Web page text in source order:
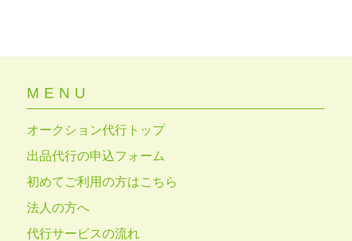
MENU
オークション代行トップ
出品代行の申込フォーム
初めてご利用の方はこちら
法人の方へ
代行サービスの流れ